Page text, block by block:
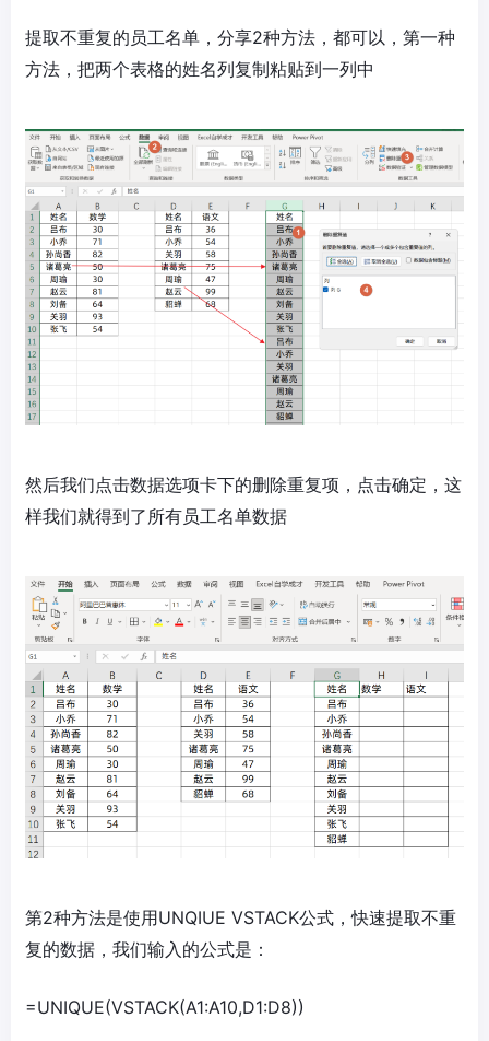
提取不重复的员工名单，分享2种方法，都可以，第一种
方法，把两个表格的姓名列复制粘贴到一列中
然后我们点击数据选项卡下的删除重复项，点击确定，这
样我们就得到了所有员工名单数据
第2种方法是使用UNQIUE VSTACK公式，快速提取不重
复的数据，我们输入的公式是：
=UNIQUE(VSTACK(A1:A10,D1:D8))